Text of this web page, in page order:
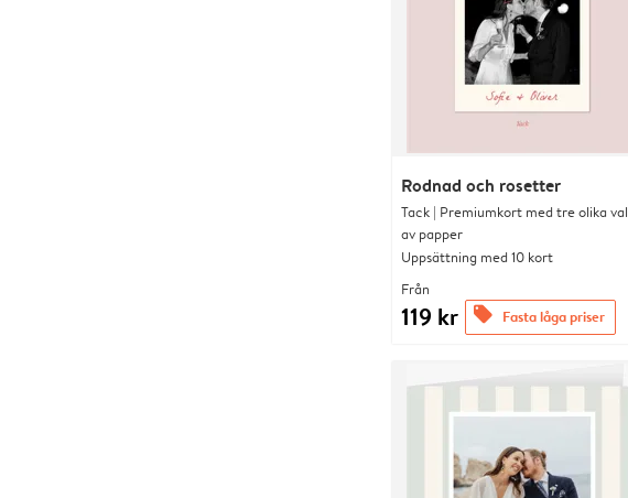
Rodnad och rosetter
Tack | Premiumkort med tre olika val
av papper
Uppsättning med 10 kort
Från
119 kr offers Fasta låga priser